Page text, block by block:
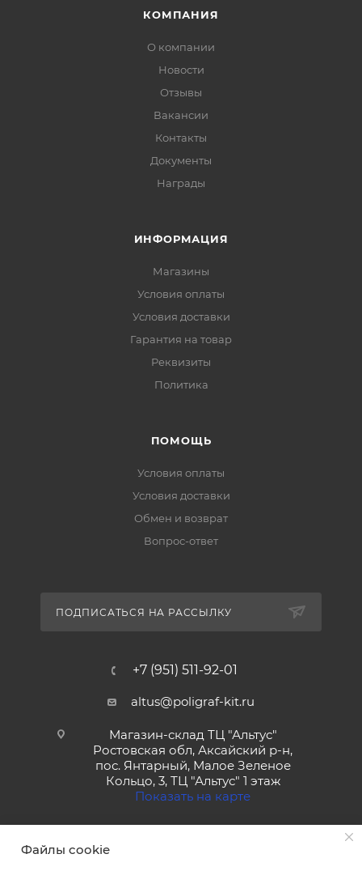
КОМПАНИЯ
О компании
Новости
Отзывы
Вакансии
Контакты
Документы
Награды
ИНФОРМАЦИЯ
Магазины
Условия оплаты
Условия доставки
Гарантия на товар
Реквизиты
Политика
ПОМОЩЬ
Условия оплаты
Условия доставки
Обмен и возврат
Вопрос-ответ
ПОДПИСАТЬСЯ НА РАССЫЛКУ
+7 (951) 511-92-01
altus@poligraf-kit.ru
Магазин-склад ТЦ "Альтус"
Ростовская обл, Аксайский р-н,
пос. Янтарный, Малое Зеленое
Кольцо, 3, ТЦ "Альтус" 1 этаж
Показать на карте
Файлы cookie